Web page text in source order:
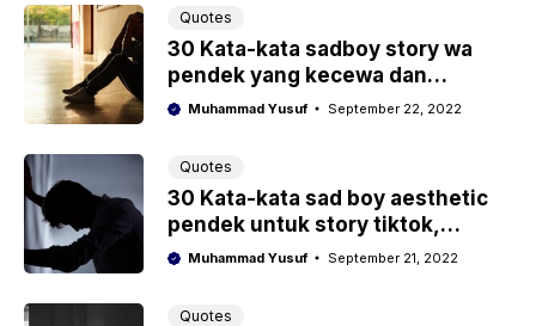
Quotes
30 Kata-kata sadboy story wa
pendek yang kecewa dan
menyesal
Muhammad Yusuf September 22, 2022
Quotes
30 Kata-kata sad boy aesthetic
pendek untuk story tiktok,
instagram, whatsapp lengkap
Muhammad Yusuf September 21, 2022
Quotes